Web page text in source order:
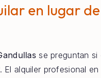
en lugar de
se preguntan si
El alquiler profesional en